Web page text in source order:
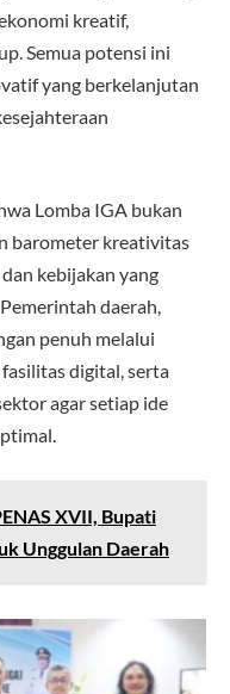
kreatif,
Semua potensi ini
yang berkelanjutan
Lomba IGA bukan
barometer kreativitas
kebijakan yang
daerah,
penuh melalui
digital, serta
agar setiap ide
XVII, Bupati
Unggulan Daerah